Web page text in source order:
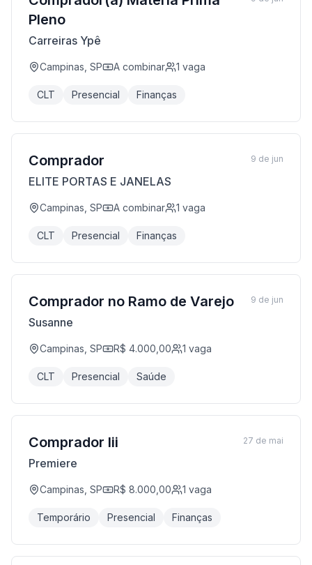
Pleno
Carreiras Ypê
Campinas, SP A combinar 1 vaga
CLT Presencial Finanças
Comprador
ELITE PORTAS E JANELAS
Campinas, SP A combinar 1 vaga
CLT Presencial Finanças
9 de jun
Comprador no Ramo de Varejo
Susanne
Campinas, SP R$ 4.000,00 1 vaga
CLT Presencial Saúde
9 de jun
Comprador Iii
Premiere
Campinas, SP R$ 8.000,00 1 vaga
Temporário Presencial Finanças
27 de mai